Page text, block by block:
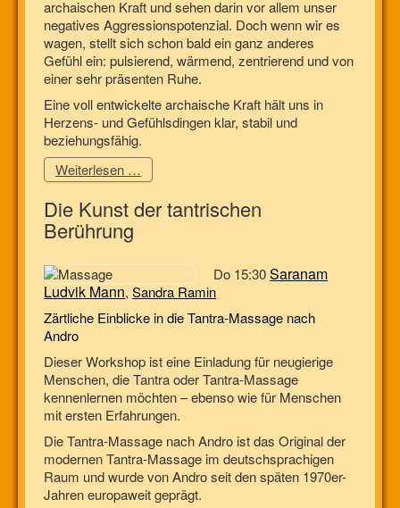
archaischen Kraft und sehen darin vor allem unser
negatives Aggressionspotenzial. Doch wenn wir es
wagen, stellt sich schon bald ein ganz anderes
Gefühl ein: pulsierend, wärmend, zentrierend und von
einer sehr präsenten Ruhe.
Eine voll entwickelte archaische Kraft hält uns in
Herzens- und Gefühlsdingen klar, stabil und
beziehungsfähig.
Weiterlesen …
Die Kunst der tantrischen
Berührung
Do 15:30Saranam
Ludvik Mann,Sandra Ramin
Zärtliche Einblicke in die Tantra-Massage nach
Andro
Dieser Workshop ist eine Einladung für neugierige
Menschen, die Tantra oder Tantra-Massage
kennenlernen möchten – ebenso wie für Menschen
mit ersten Erfahrungen.
Die Tantra-Massage nach Andro ist das Original der
modernen Tantra-Massage im deutschsprachigen
Raum und wurde von Andro seit den späten 1970er-
Jahren europaweit geprägt.